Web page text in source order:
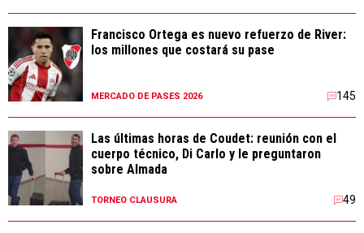
Francisco Ortega es nuevo refuerzo de River:
los millones que costará su pase
MERCADO DE PASES 2026 145
Las últimas horas de Coudet: reunión con el
cuerpo técnico, Di Carlo y le preguntaron
sobre Almada
TORNEO CLAUSURA 49